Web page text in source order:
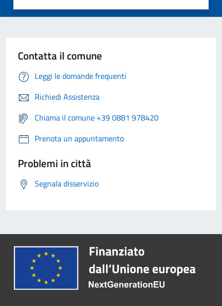
Contatta il comune
Leggi le domande frequenti
Richiedi Assistenza
Chiama il comune +39 0881 978420
Prenota un appuntamento
Problemi in città
Segnala disservizio